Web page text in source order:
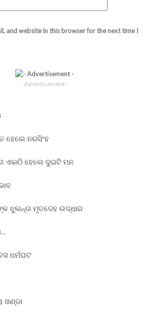
and website in this browser for the next time I
- Advertisement -
ହେଲେ ନରସିଂହ
ଏକାଠି ହେଲେ ଦୁଇଟି ମନ
ଝୁଲନ୍ତା ମୃତଦେହ ଉଦ୍ଧାର
ଧର୍ମଘଟ
ଖଣ୍ଡା